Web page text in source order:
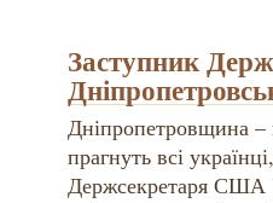
Заступник
Дніпропетровщина –
прагнуть всі
Держсекретаря США